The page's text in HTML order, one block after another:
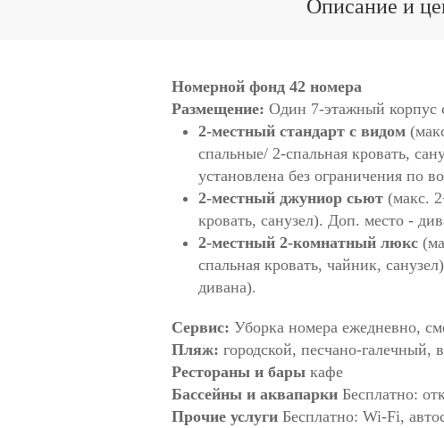
Описание и
Номерной фонд 42 номера
Размещение: Один 7-этажный корпус
2-местный стандарт с видом
спальные/ 2-спальная кровать,
установлена без ограничения по
2-местный джуниор сьют (макс.
кровать, санузел). Доп. место -
2-местный 2-комнатный люкс
спальная кровать, чайник,
дивана).
Сервис: Уборка номера ежедневно,
Пляж: городской, песчано-галечный,
Рестораны и бары кафе
Бассейны и аквапарки Бесплатно:
Прочие услуги Бесплатно: Wi-Fi,